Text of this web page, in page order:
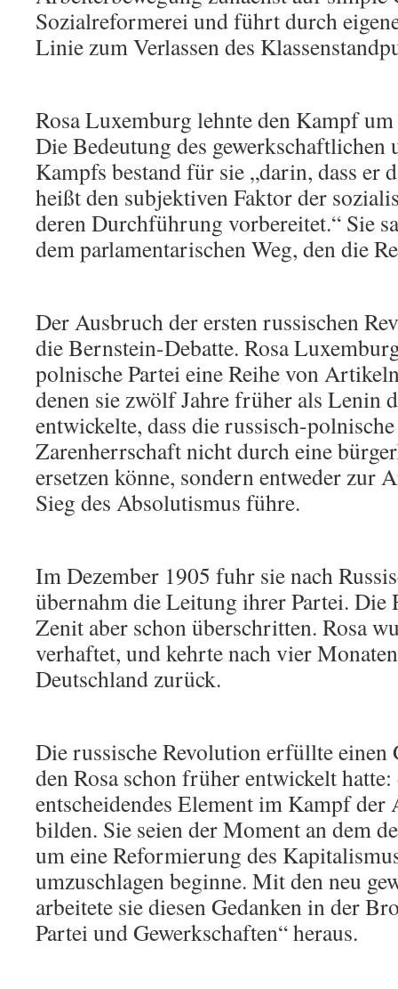
Sozialreformerei und führt durch
Linie zum Verlassen des
Rosa Luxemburg lehnte den Kampf
Die Bedeutung des gewerkschaftlichen
Kampfs bestand für sie „darin, dass er
heißt den subjektiven Faktor der
deren Durchführung vorbereitet.“ Sie
dem parlamentarischen Weg, den die
Der Ausbruch der ersten russischen
die Bernstein-Debatte. Rosa
polnische Partei eine Reihe von
denen sie zwölf Jahre früher als Lenin
entwickelte, dass die russisch-
Zarenherrschaft nicht durch eine
ersetzen könne, sondern entweder zur
Sieg des Absolutismus führe.
Im Dezember 1905 fuhr sie nach
übernahm die Leitung ihrer Partei. Die
Zenit aber schon überschritten. Rosa
verhaftet, und kehrte nach vier
Deutschland zurück.
Die russische Revolution erfüllte einen
den Rosa schon früher entwickelt
entscheidendes Element im Kampf
bilden. Sie seien der Moment an dem
um eine Reformierung des
umzuschlagen beginne. Mit den neu
arbeitete sie diesen Gedanken in der
Partei und Gewerkschaften“ heraus.